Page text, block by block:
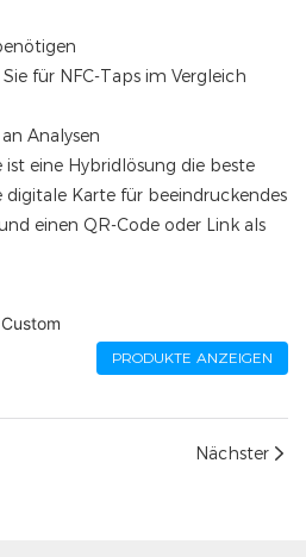
für NFC-Taps im Vergleich
Analysen
eine Hybridlösung die beste
digitale Karte für beeindruckendes
einen QR-Code oder Link als
PRODUKTE ANZEIGEN
Nächster